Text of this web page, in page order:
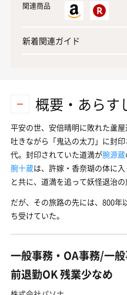
関連商品
新着関連ガイド
概要・あらす
平安の世、安倍晴明に敗れた蘆
吐きながら「鬼込の太刀」に封
代。封印されていた道満が腕源蔵
腕十蔵は、許嫁・香奈瑚の体に
と共に、道満を追って妖怪退治の
だが、その旅路の先には、800
ち受けていた。
一般事務・OA事務/一
前退勤OK 残業少なめ